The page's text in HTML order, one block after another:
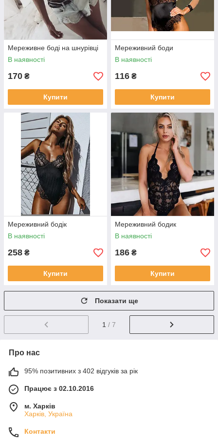
Мереживне боді на шнурівці
В наявності
170 ₴
Купити
Мереживний боди
В наявності
116 ₴
Купити
Мереживний бодік
В наявності
258 ₴
Купити
Мереживний бодик
В наявності
186 ₴
Купити
Показати ще
1 / 7
Про нас
95% позитивних з 402 відгуків за рік
Працює з 02.10.2016
м. Харків
Харків, Україна
Контакти